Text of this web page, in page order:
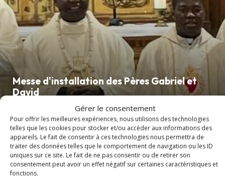
Gérer le consentement
Pour offrir les meilleures expériences, nous utilisons des technologies
telles que les cookies pour stocker et/ou accéder aux informations des
appareils. Le fait de consentir à ces technologies nous permettra de
traiter des données telles que le comportement de navigation ou les ID
uniques sur ce site. Le fait de ne pas consentir ou de retirer son
consentement peut avoir un effet négatif sur certaines caractéristiques et
fonctions.
Messe d'installation des Pères Gabriel et
David
article